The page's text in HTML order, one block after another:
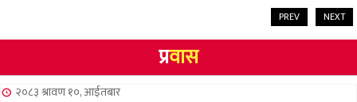
PREV NEXT
प्रवास
२०८३ श्रावण १०, आईतबार